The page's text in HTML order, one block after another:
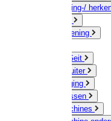
Veemarkering-/
Voervoorziening
Schaap / Geit
Paard & Ruiter
Veeverzorging
Scheermessen
Scheermachines